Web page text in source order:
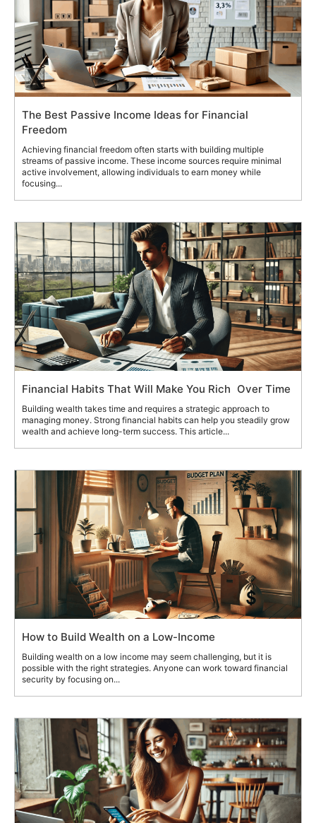
The Best Passive Income Ideas for Financial
Freedom
Achieving financial freedom often starts with building multiple
streams of passive income. These income sources require minimal
active involvement, allowing individuals to earn money while
focusing...
Financial Habits That Will Make You Rich Over Time
Building wealth takes time and requires a strategic approach to
managing money. Strong financial habits can help you steadily grow
wealth and achieve long-term success. This article...
How to Build Wealth on a Low-Income
Building wealth on a low income may seem challenging, but it is
possible with the right strategies. Anyone can work toward financial
security by focusing on...